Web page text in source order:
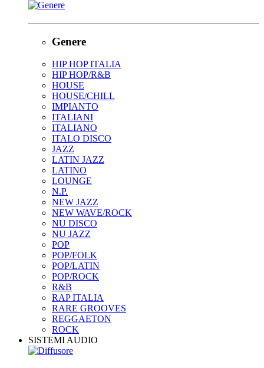
Genere
HIP HOP ITALIA
HIP HOP/R&B
HOUSE
HOUSE/CHILL
IMPIANTO
ITALIANI
ITALIANO
ITALO DISCO
JAZZ
LATIN JAZZ
LATINO
LOUNGE
N.P.
NEW JAZZ
NEW WAVE/ROCK
NU DISCO
NU JAZZ
POP
POP/FOLK
POP/LATIN
POP/ROCK
R&B
RAP ITALIA
RARE GROOVES
REGGAETON
ROCK
SISTEMI AUDIO